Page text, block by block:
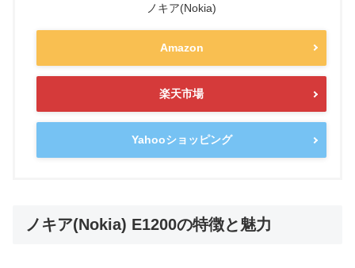
ノキア(Nokia)
Amazon
楽天市場
Yahooショッピング
ノキア(Nokia) E1200の特徴と魅力